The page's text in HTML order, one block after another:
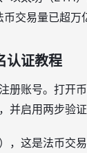
交易量已超万
认证教程
册账号。打开
并启用两步验
，这是法币交